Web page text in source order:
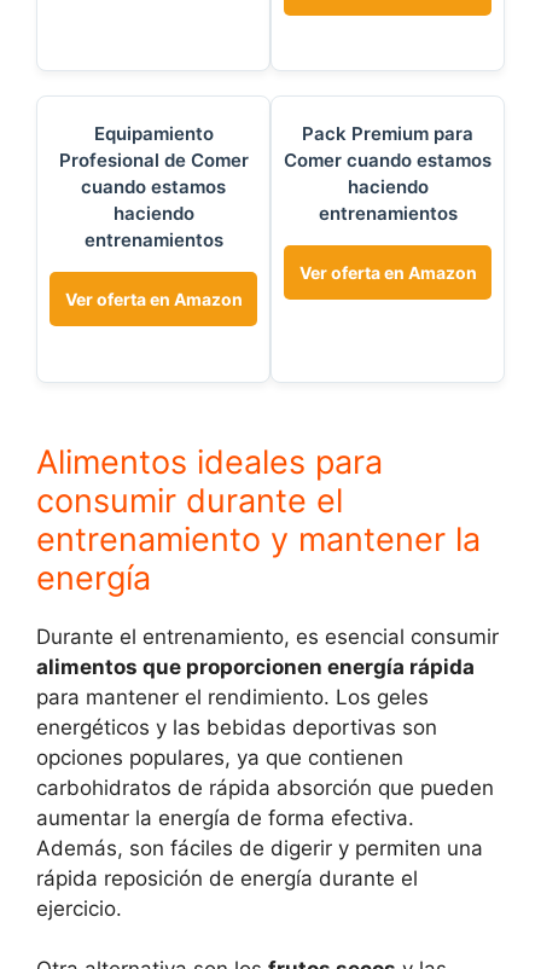
Equipamiento
Profesional de Comer
cuando estamos
haciendo
entrenamientos
Ver oferta en Amazon
Pack Premium para
Comer cuando estamos
haciendo
entrenamientos
Ver oferta en Amazon
Alimentos ideales para
consumir durante el
entrenamiento y mantener la
energía
Durante el entrenamiento, es esencial consumir
alimentos que proporcionen energía rápida
para mantener el rendimiento. Los geles
energéticos y las bebidas deportivas son
opciones populares, ya que contienen
carbohidratos de rápida absorción que pueden
aumentar la energía de forma efectiva.
Además, son fáciles de digerir y permiten una
rápida reposición de energía durante el
ejercicio.